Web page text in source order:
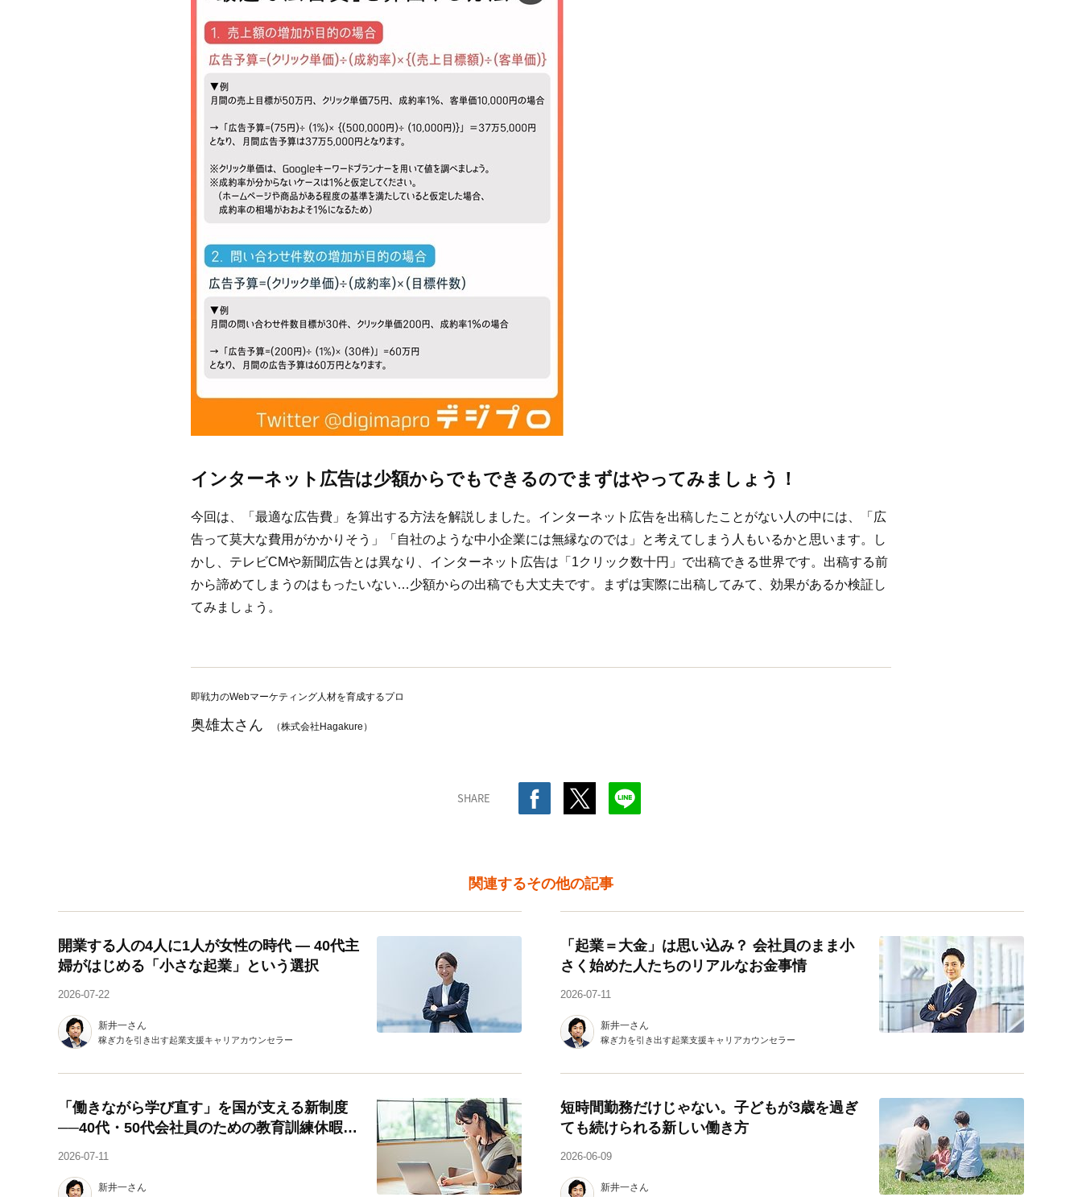
インターネット広告は少額からでもできるのでまずはやってみましょう！
今回は、「最適な広告費」を算出する方法を解説しました。インターネット広告を出稿したことがない人の中には、「広
告って莫大な費用がかかりそう」「自社のような中小企業には無縁なのでは」と考えてしまう人もいるかと思います。し
かし、テレビCMや新聞広告とは異なり、インターネット広告は「1クリック数十円」で出稿できる世界です。出稿する前
から諦めてしまうのはもったいない…少額からの出稿でも大丈夫です。まずは実際に出稿してみて、効果があるか検証し
てみましょう。
即戦力のWebマーケティング人材を育成するプロ
奥雄太さん （株式会社Hagakure）
SHARE
関連するその他の記事
開業する人の4人に1人が女性の時代 ― 40代主
婦がはじめる「小さな起業」という選択
2026-07-22
新井一さん
稼ぎ力を引き出す起業支援キャリアカウンセラー
「働きながら学び直す」を国が支える新制度
──40代・50代会社員のための教育訓練休暇給
付金
2026-07-11
新井一さん
「起業＝大金」は思い込み？ 会社員のまま小
さく始めた人たちのリアルなお金事情
2026-07-11
新井一さん
稼ぎ力を引き出す起業支援キャリアカウンセラー
短時間勤務だけじゃない。子どもが3歳を過ぎ
ても続けられる新しい働き方
2026-06-09
新井一さん